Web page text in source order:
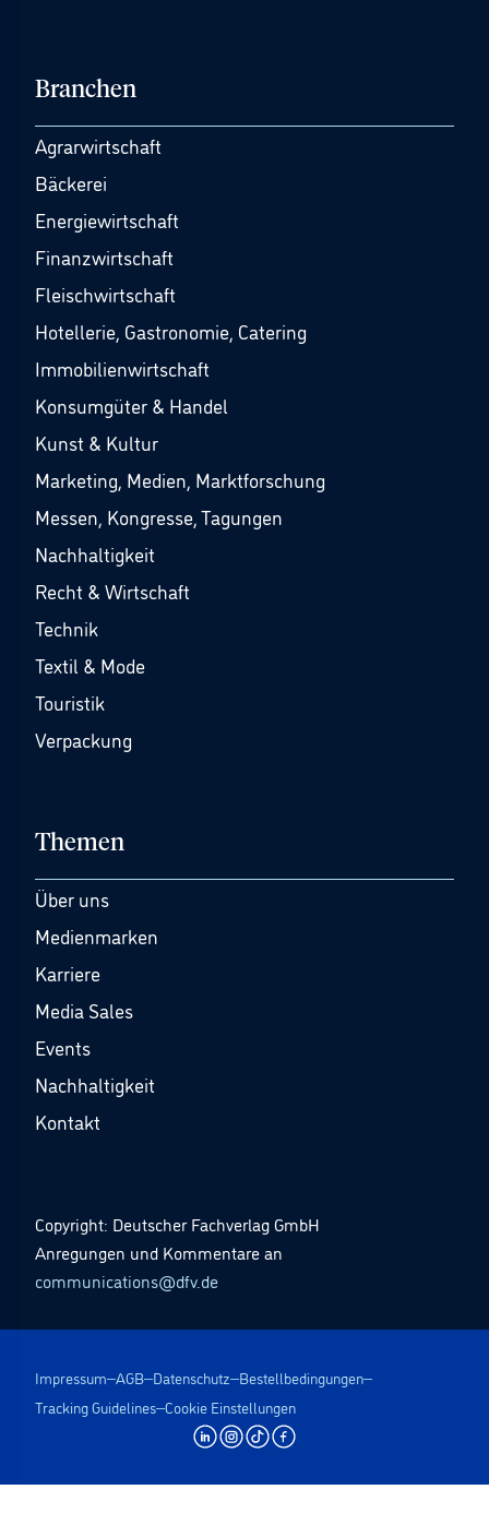
Branchen
Agrarwirtschaft
Bäckerei
Energiewirtschaft
Finanzwirtschaft
Fleischwirtschaft
Hotellerie, Gastronomie, Catering
Immobilienwirtschaft
Konsumgüter & Handel
Kunst & Kultur
Marketing, Medien, Marktforschung
Messen, Kongresse, Tagungen
Nachhaltigkeit
Recht & Wirtschaft
Technik
Textil & Mode
Touristik
Verpackung
Themen
Über uns
Medienmarken
Karriere
Media Sales
Events
Nachhaltigkeit
Kontakt
Copyright: Deutscher Fachverlag GmbH
Anregungen und Kommentare an
communications@dfv.de
Impressum AGB Datenschutz Bestellbedingungen
Tracking Guidelines Cookie Einstellungen